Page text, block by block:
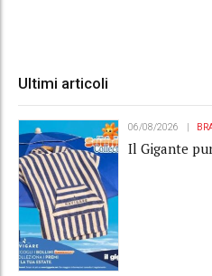
Ultimi articoli
06/08/2026
Il Gigante